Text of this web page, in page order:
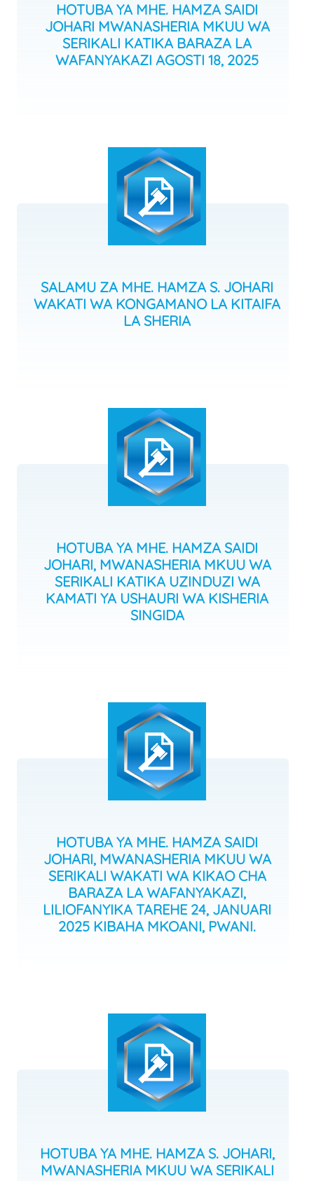
HOTUBA YA MHE. HAMZA SAIDI
JOHARI MWANASHERIA MKUU WA
SERIKALI KATIKA BARAZA LA
WAFANYAKAZI AGOSTI 18, 2025
SALAMU ZA MHE. HAMZA S. JOHARI
WAKATI WA KONGAMANO LA KITAIFA
LA SHERIA
HOTUBA YA MHE. HAMZA SAIDI
JOHARI, MWANASHERIA MKUU WA
SERIKALI KATIKA UZINDUZI WA
KAMATI YA USHAURI WA KISHERIA
SINGIDA
HOTUBA YA MHE. HAMZA SAIDI
JOHARI, MWANASHERIA MKUU WA
SERIKALI WAKATI WA KIKAO CHA
BARAZA LA WAFANYAKAZI,
LILIOFANYIKA TAREHE 24, JANUARI
2025 KIBAHA MKOANI, PWANI.
HOTUBA YA MHE. HAMZA S. JOHARI,
MWANASHERIA MKUU WA SERIKALI